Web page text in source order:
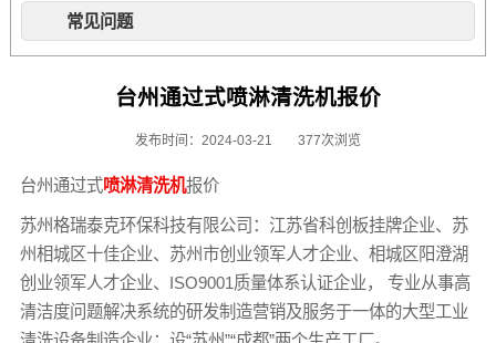
常见问题
台州通过式喷淋清洗机报价
发布时间：2024-03-21 377次浏览
台州通过式喷淋清洗机报价
苏州格瑞泰克环保科技有限公司：江苏省科创板挂牌企业、苏
州相城区十佳企业、苏州市创业领军人才企业、相城区阳澄湖
创业领军人才企业、ISO9001质量体系认证企业， 专业从事高
清洁度问题解决系统的研发制造营销及服务于一体的大型工业